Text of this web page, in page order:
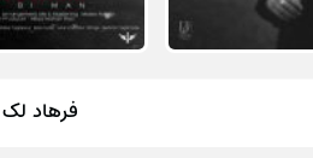
فرهاد